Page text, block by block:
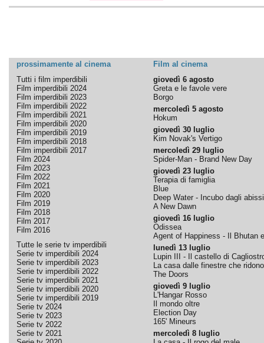
prossimamente al cinema
Film al cinema
Tutti i film imperdibili
Film imperdibili 2024
Film imperdibili 2023
Film imperdibili 2022
Film imperdibili 2021
Film imperdibili 2020
Film imperdibili 2019
Film imperdibili 2018
Film imperdibili 2017
Film 2024
Film 2023
Film 2022
Film 2021
Film 2020
Film 2019
Film 2018
Film 2017
Film 2016
Tutte le serie tv imperdibili
Serie tv imperdibili 2024
Serie tv imperdibili 2023
Serie tv imperdibili 2022
Serie tv imperdibili 2021
Serie tv imperdibili 2020
Serie tv imperdibili 2019
Serie tv 2024
Serie tv 2023
Serie tv 2022
Serie tv 2021
giovedì 6 agosto
Greta e le favole vere
Borgo
mercoledì 5 agosto
Hokum
giovedì 30 luglio
Kim Novak's Vertigo
mercoledì 29 luglio
Spider-Man - Brand New Day
giovedì 23 luglio
Terapia di famiglia
Blue
Deep Water - Incubo dagli abissi
A New Dawn
giovedì 16 luglio
Odissea
Agent of Happiness - Il Bhutan
lunedì 13 luglio
Lupin III - Il castello di
La casa dalle finestre che ridono
The Doors
giovedì 9 luglio
L'Hangar Rosso
Il mondo oltre
Election Day
165' Mineurs
mercoledì 8 luglio